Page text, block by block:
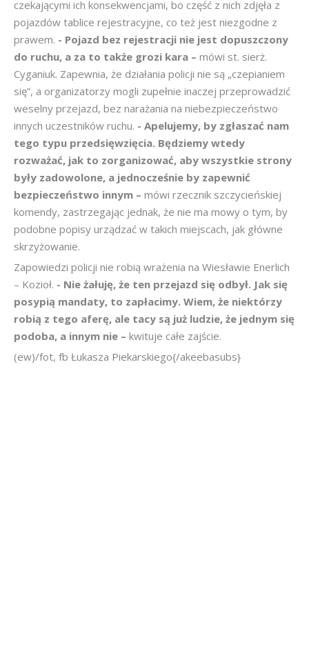
czekającymi ich konsekwencjami, bo część z nich zdjęła z
pojazdów tablice rejestracyjne, co też jest niezgodne z
prawem. - Pojazd bez rejestracji nie jest dopuszczony
do ruchu, a za to także grozi kara – mówi st. sierż.
Cyganiuk. Zapewnia, że działania policji nie są „czepianiem
się”, a organizatorzy mogli zupełnie inaczej przeprowadzić
weselny przejazd, bez narażania na niebezpieczeństwo
innych uczestników ruchu. - Apelujemy, by zgłaszać nam
tego typu przedsięwzięcia. Będziemy wtedy
rozważać, jak to zorganizować, aby wszystkie strony
były zadowolone, a jednocześnie by zapewnić
bezpieczeństwo innym – mówi rzecznik szczycieńskiej
komendy, zastrzegając jednak, że nie ma mowy o tym, by
podobne popisy urządzać w takich miejscach, jak główne
skrzyżowanie.
Zapowiedzi policji nie robią wrażenia na Wiesławie Enerlich
– Kozioł. - Nie żałuję, że ten przejazd się odbył. Jak się
posypią mandaty, to zapłacimy. Wiem, że niektórzy
robią z tego aferę, ale tacy są już ludzie, że jednym się
podoba, a innym nie – kwituje całe zajście.
(ew)/fot, fb Łukasza Piekarskiego{/akeebasubs}